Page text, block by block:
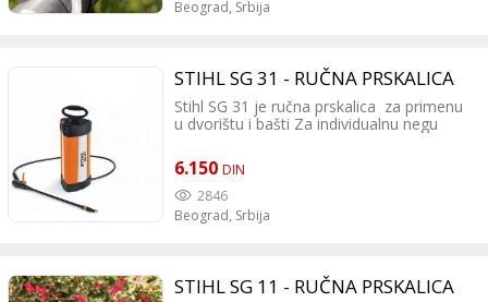
Beograd, Srbija
STIHL SG 31 - RUČNA PRSKALICA
Stihl SG 31 je ručna prskalica za primenu
u dvorištu i bašti Za individualnu negu
pesticida i đubriva.
6.150 DIN
2846
Beograd, Srbija
STIHL SG 11 - RUČNA PRSKALICA